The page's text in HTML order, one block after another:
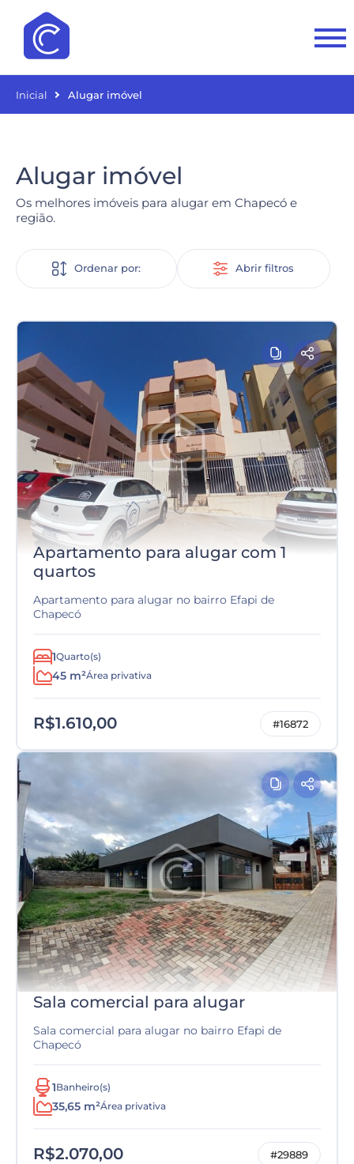
Inicial Alugar imóvel
Alugar imóvel
Os melhores imóveis para alugar em Chapecó e
região.
Ordenar por: Abrir filtros
Apartamento para alugar com 1
quartos
Apartamento para alugar no bairro Efapi de
Chapecó
1Quarto(s)
45 m²Área privativa
R$1.610,00 #16872
Sala comercial para alugar
Sala comercial para alugar no bairro Efapi de
Chapecó
1Banheiro(s)
35,65 m²Área privativa
R$2.070,00 #29889